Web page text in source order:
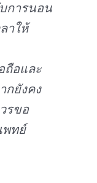
การนอน
าให้
ถือและ
กยังคง
รขอ
พทย์